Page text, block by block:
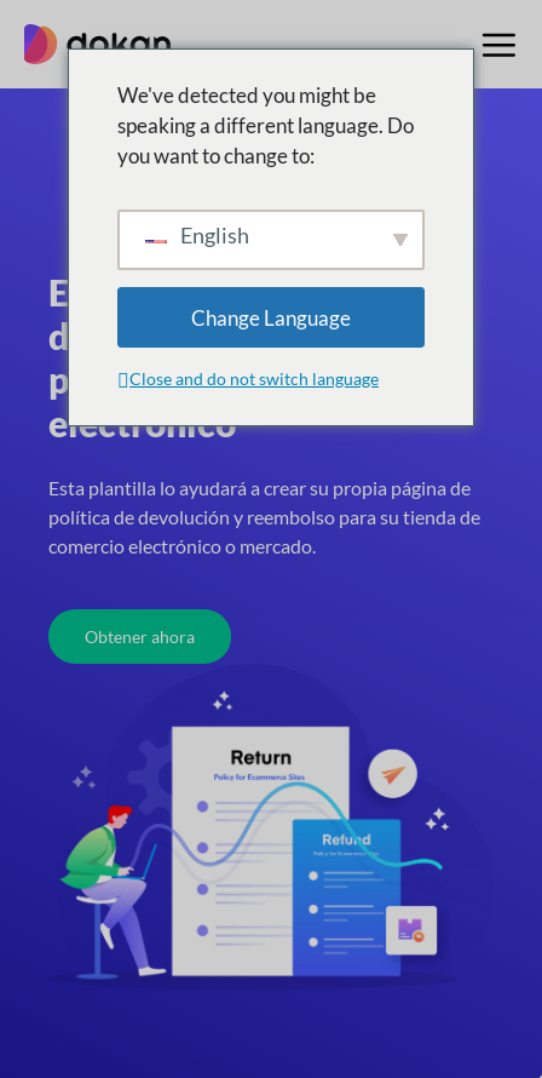
contenido
Ejemplo de política de
devolución y reembolso
para sitios de comercio
electrónico
Esta plantilla lo ayudará a crear su propia página de
política de devolución y reembolso para su tienda de
comercio electrónico o mercado.
Obtener ahora
We've detected you might be
speaking a different language. Do
you want to change to:
English
Change Language
Close and do not switch language